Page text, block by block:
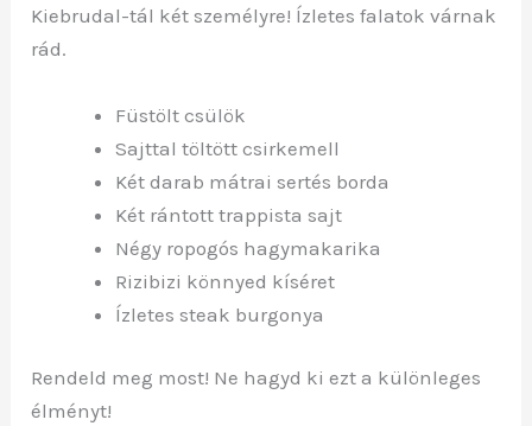
Kiebrudal-tál két személyre! Ízletes falatok várnak
rád.
Füstölt csülök
Sajttal töltött csirkemell
Két darab mátrai sertés borda
Két rántott trappista sajt
Négy ropogós hagymakarika
Rizibizi könnyed kíséret
Ízletes steak burgonya
Rendeld meg most! Ne hagyd ki ezt a különleges
élményt!